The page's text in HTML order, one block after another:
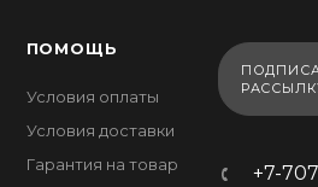
ПОМОЩЬ
Условия оплаты
Условия доставки
Гарантия на товар
+7-